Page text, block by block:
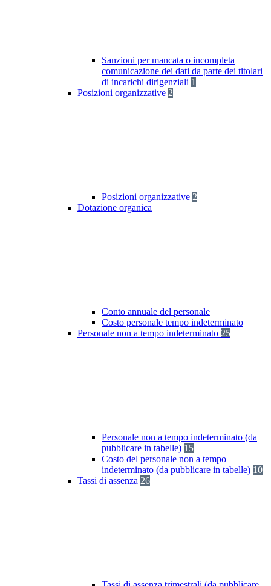
Sanzioni per mancata o incompleta
comunicazione dei dati da parte dei titolari
di incarichi dirigenziali 1
Posizioni organizzative 2
Posizioni organizzative 2
Dotazione organica
Conto annuale del personale
Costo personale tempo indeterminato
Personale non a tempo indeterminato 25
Personale non a tempo indeterminato (da
pubblicare in tabelle) 15
Costo del personale non a tempo
indeterminato (da pubblicare in tabelle) 10
Tassi di assenza 26